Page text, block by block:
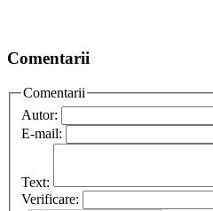
Comentarii
Comentarii
Autor:
E-mail:
Text:
Verificare: